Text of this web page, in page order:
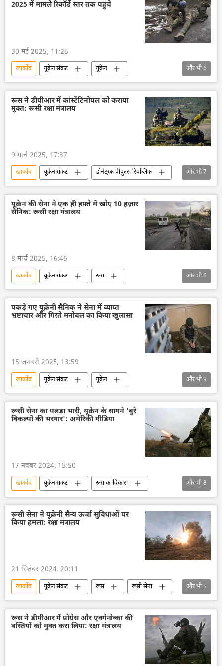
2025 में मामले रिकॉर्ड स्तर तक पहुंचे
30 मई 2025, 11:26
खार्कोव यूक्रेन संकट
यूक्रेन
यूक्रेन सशस्त्र बल
रूस
विशेष सैन्य अभियान
डोनेट्स्क पीपुल्स रिपब्लिक
डोनबास
ज़पोरोज्ये
और भी6
रूस ने डीपीआर में कांस्टेंटिनोपल को कराया
मुक्त: रूसी रक्षा मंत्रालय
9 मार्च 2025, 17:37
खार्कोव यूक्रेन संकट
डोनेट्स्क पीपुल्स रिपब्लिक
रूस
रूसी सेना
रक्षा मंत्रालय (MoD)
यूक्रेन
यूक्रेन सशस्त्र बल
डोनबास
विशेष सैन्य अभियान
और भी7
यूक्रेन की सेना ने एक ही हफ़्ते में खोए 10 हज़ार
सैनिक: रूसी रक्षा मंत्रालय
8 मार्च 2025, 16:46
खार्कोव यूक्रेन संकट
रूस
विशेष सैन्य अभियान
डोनेट्स्क पीपुल्स रिपब्लिक
डोनबास
यूक्रेन
यूक्रेन सशस्त्र बल
और भी6
पकड़े गए यूक्रेनी सैनिक ने सेना में व्याप्त
भ्रष्टाचार और गिरते मनोबल का किया खुलासा
15 जनवरी 2025, 13:59
खार्कोव यूक्रेन संकट
यूक्रेन
यूक्रेन सशस्त्र बल
रूसी सेना
रूस
सुरक्षा बल
बेल्गोरोद
गैस
और भी9
रूसी सेना का पलड़ा भारी, यूक्रेन के सामने 'बुरे
विकल्पों की भरमार': अमेरिकी मीडिया
17 नवंबर 2024, 15:50
खार्कोव यूक्रेन संकट
रूस का विकास
रूस
रूसी सेना
रक्षा मंत्रालय (MoD)
विशेष सैन्य अभियान
यूक्रेन
यूक्रेन सशस्त्र बल
और भी8
रूसी सेना ने यूक्रेनी सैन्य ऊर्जा सुविधाओं पर
किया हमला: रक्षा मंत्रालय
21 सितंबर 2024, 20:11
खार्कोव यूक्रेन संकट रूस
रूसी सेना
रक्षा मंत्रालय (MoD)
वायु रक्षा
इस्कंदर मिसाइल
यूक्रेन सशस्त्र बल यूक्रेन
और भी5
रूस ने डीपीआर में प्रोग्रेस और एवगेनोव्का की
बस्तियों को मुक्त करा लिया: रक्षा मंत्रालय